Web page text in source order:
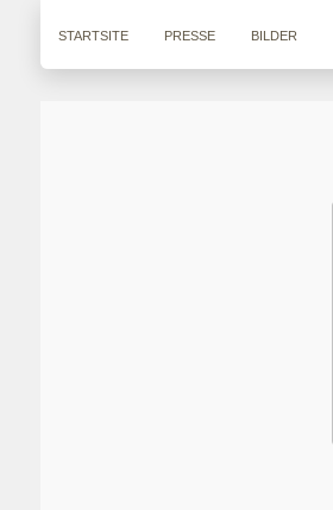
STARTSITE PRESSE BILDER